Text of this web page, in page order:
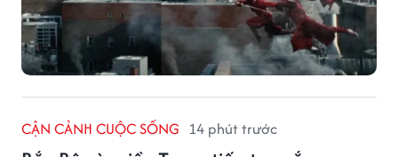
CẬN CẢNH CUỘC SỐNG 14 phút trước